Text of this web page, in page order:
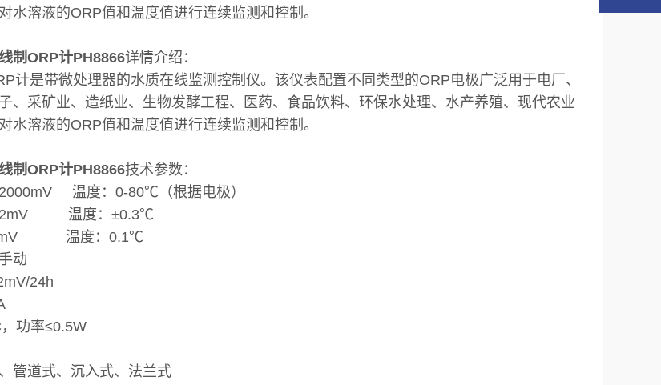
水溶液的ORP值和温度值进行连续监测和控制。
制ORP计PH8866详情介绍：
计是带微处理器的水质在线监测控制仪。该仪表配置不同类型的ORP电极广泛用于电厂、
、采矿业、造纸业、生物发酵工程、医药、食品饮料、环保水处理、水产养殖、现代农业
水溶液的ORP值和温度值进行连续监测和控制。
制ORP计PH8866技术参数：
温度：0-80℃（根据电极）
温度：±0.3℃
温度：0.1℃
动
24h
功率≤0.5W
管道式、沉入式、法兰式